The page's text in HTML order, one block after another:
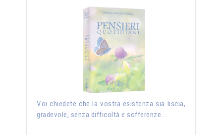
Voi chiedete che la vostra esistenza sia liscia,
gradevole, senza difficoltà e sofferenze...